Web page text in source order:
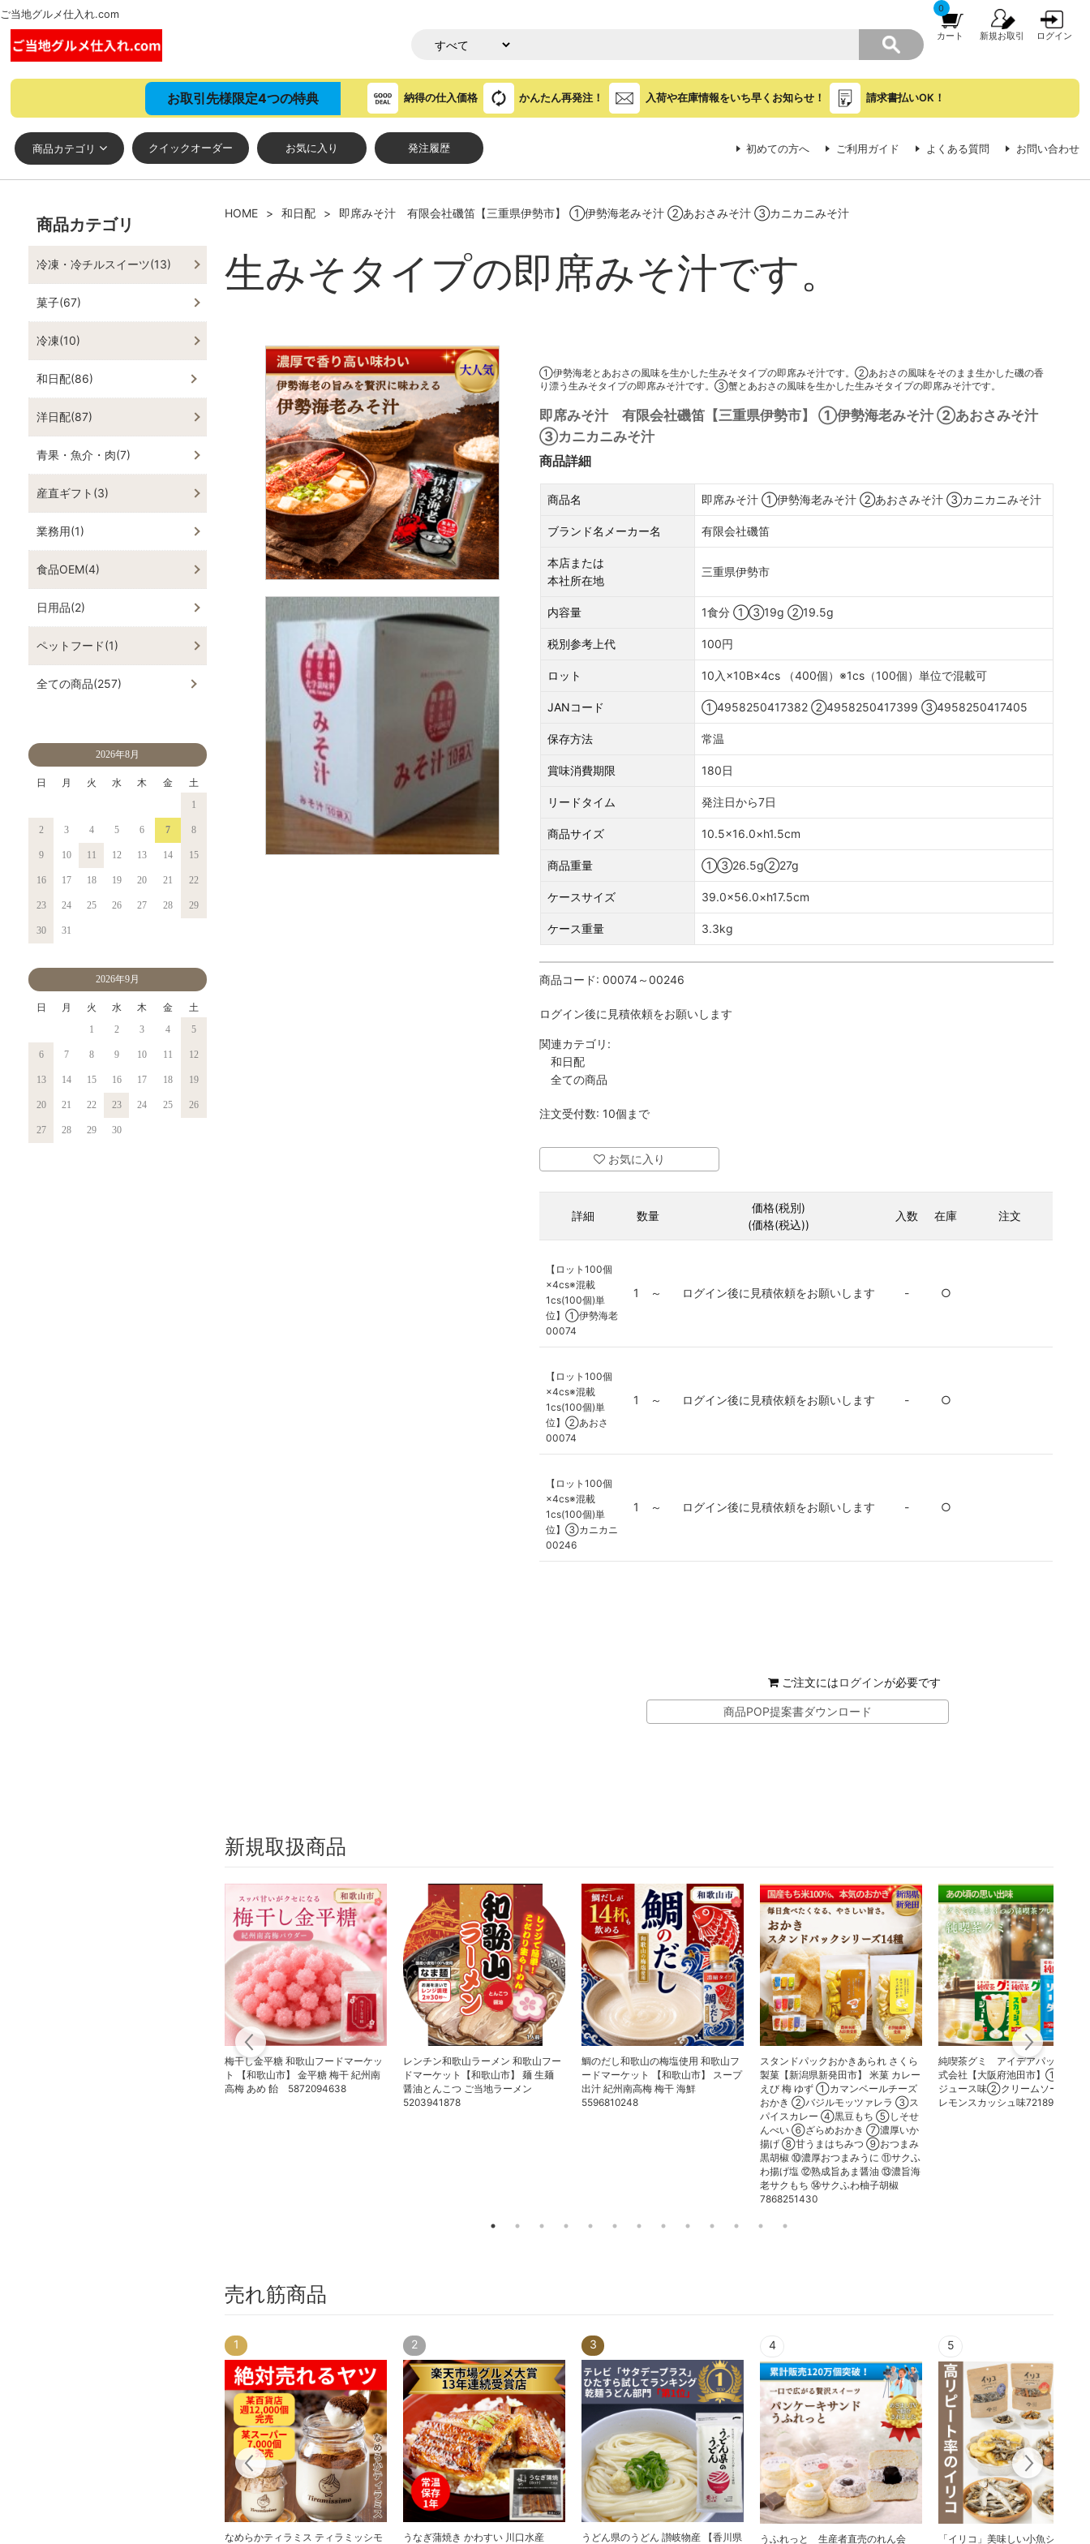
ご当地グルメ仕入れ.com 0
カート 新規お取引 ログイン
お取引先様限定4つの特典 納得の仕入価格 かんたん再発注！ 入荷や在庫情報をいち早くお知らせ！ 請求書払いOK！
商品カテゴリ クイックオーダー お気に入り 発注履歴 初めての方へ ご利用ガイド よくある質問 お問い合わせ
商品カテゴリ
冷凍・冷チルスイーツ(13)
菓子(67)
冷凍(10)
和日配(86)
洋日配(87)
青果・魚介・肉(7)
産直ギフト(3)
業務用(1)
食品OEM(4)
日用品(2)
ペットフード(1)
全ての商品(257)
2026年8月
日 月 火 水 木 金
土
1
2 3 4 5 6 7 8
9 10 11 12 13 14 15
16 17 18 19 20 21 22
23 24 25 26 27 28 29
30 31
2026年9月
日 月 火 水 木 金
土
1
2 3 4 5
6 7 8 9 10 11 12
13 14 15 16 17 18 19
20 21 22 23 24 25 26
27 28 29 30
HOME 和日配 即席みそ汁 有限会社磯笛【三重県伊勢市】 ①伊勢海老みそ汁 ②あおさみそ汁 ③カニカニみそ汁
生みそタイプの即席みそ汁です。
①伊勢海老とあおさの風味を生かした生みそタイプの即席みそ汁です。②あおさの風味をそのまま生かした磯の香
り漂う生みそタイプの即席みそ汁です。③蟹とあおさの風味を生かした生みそタイプの即席みそ汁です。
即席みそ汁 有限会社磯笛【三重県伊勢市】 ①伊勢海老みそ汁 ②あおさみそ汁
③カニカニみそ汁
商品詳細
商品名 即席みそ汁 ①伊勢海老みそ汁 ②あおさみそ汁 ③カニカニみそ汁
ブランド名メーカー名 有限会社磯笛
本店または
本社所在地
三重県伊勢市
内容量 1食分 ①③19g ②19.5g
税別参考上代 100円
ロット 10入×10B×4cs （400個）※1cs（100個）単位で混載可
JANコード ①4958250417382 ②4958250417399 ③4958250417405
保存方法 常温
賞味消費期限 180日
リードタイム 発注日から7日
商品サイズ 10.5×16.0×h1.5cm
商品重量 ①③26.5g②27g
ケースサイズ 39.0×56.0×h17.5cm
ケース重量 3.3kg
商品コード: 00074～00246
ログイン後に見積依頼をお願いします
関連カテゴリ:
和日配
全ての商品
注文受付数: 10個まで
お気に入り
詳細 数量
価格(税別)
(価格(税込))
入数 在庫 注文
【ロット100個
×4cs※混載
1cs(100個)単
位】①伊勢海老
00074
1 ～ ログイン後に見積依頼をお願いします - ○
【ロット100個
×4cs※混載
1cs(100個)単
位】②あおさ
00074
1 ～ ログイン後に見積依頼をお願いします - ○
【ロット100個
×4cs※混載
1cs(100個)単
位】③カニカニ
00246
1 ～ ログイン後に見積依頼をお願いします - ○
ご注文にはログインが必要です
新規取扱商品
梅干し金平糖 和歌山フードマーケッ
ト 【和歌山市】 金平糖 梅干 紀州南
高梅 あめ 飴 5872094638
レンチン和歌山ラーメン 和歌山フー
ドマーケット【和歌山市】 麺 生麺
醤油とんこつ ご当地ラーメン
5203941878
鯛のだし和歌山の梅塩使用 和歌山フ
ードマーケット 【和歌山市】 スープ
出汁 紀州南高梅 梅干 海鮮
5596810248
スタンドパックおかきあられ さくら
製菓【新潟県新発田市】 米菓 カレー
えび 梅 ゆず ①カマンベールチーズ
おかき ②バジルモッツァレラ ③ス
パイスカレー ④黒豆もち ⑤しそせ
んべい ⑥ざらめおかき ⑦濃厚いか
揚げ ⑧甘うまはちみつ ⑨おつまみ
黒胡椒 ⑩濃厚おつまみうに ⑪サクふ
わ揚げ塩 ⑫熟成旨あま醤油 ⑬濃旨海
老サクもち ⑭サクふわ柚子胡椒
7868251430
純喫茶グミ アイデアパッケージ
式会社【大阪府池田市】①ミック
ジュース味②クリームソーダ味
レモンスカッシュ味7218953470
売れ筋商品
1
なめらかティラミス ティラミッシモ
2
うなぎ蒲焼き かわすい 川口水産
3
うどん県のうどん 讃岐物産 【香川県
4
うふれっと 生産者直売のれん会
5
「イリコ」美味しい小魚シリーズ